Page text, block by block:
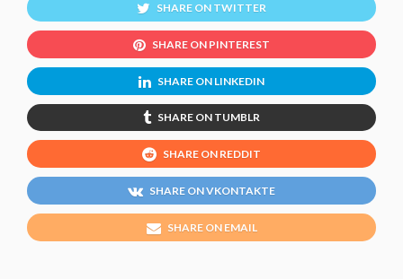
SHARE ON TWITTER
SHARE ON PINTEREST
SHARE ON LINKEDIN
SHARE ON TUMBLR
SHARE ON REDDIT
SHARE ON VKONTAKTE
SHARE ON EMAIL